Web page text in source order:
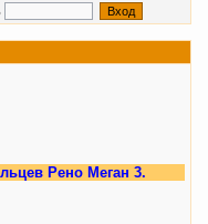
Меган 3.